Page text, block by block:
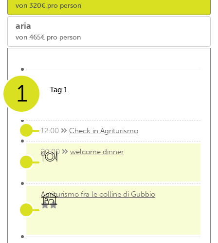
von 320€ pro person
aria
von 465€ pro person
1 Tag 1
12:00 Check in Agriturismo
20:00 welcome dinner
Agriturismo fra le colline di Gubbio